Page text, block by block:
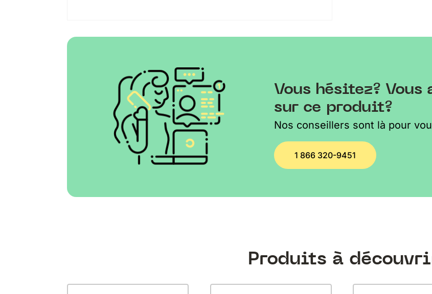
Vous hésitez?
sur ce produit?
Nos conseillers sont là pour
1 866 320-9451
Produits à